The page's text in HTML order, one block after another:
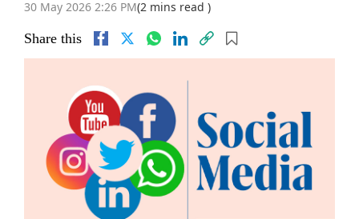
30 May 2026 2:26 PM(2 mins read )
Share this